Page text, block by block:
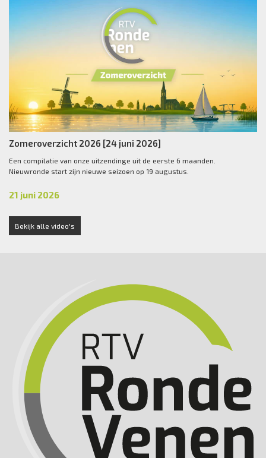
Zomeroverzicht 2026 [24 juni 2026]
Een compilatie van onze uitzendinge uit de eerste 6 maanden.
Nieuwronde start zijn nieuwe seizoen op 19 augustus.
21 juni 2026
Bekijk alle video's